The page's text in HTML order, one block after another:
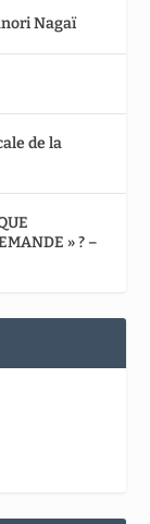
Nagaï
de la
» ? –